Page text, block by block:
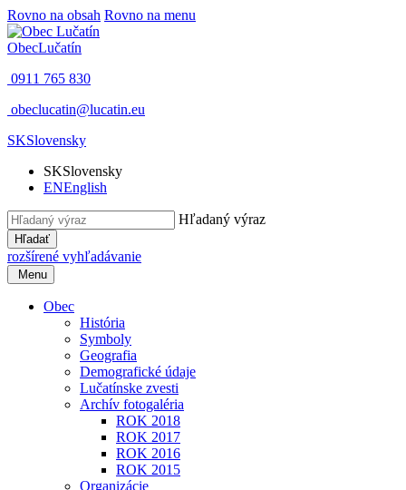
Rovno na obsah Rovno na menu
ObecLučatín
0911 765 830
obeclucatin@lucatin.eu
SKSlovensky
SKSlovensky
ENEnglish
Hľadaný výraz
Hľadať
rozšírené vyhľadávanie
Menu
Obec
História
Symboly
Geografia
Demografické údaje
Lučatínske zvesti
Archív fotogaléria
ROK 2018
ROK 2017
ROK 2016
ROK 2015
Organizácie